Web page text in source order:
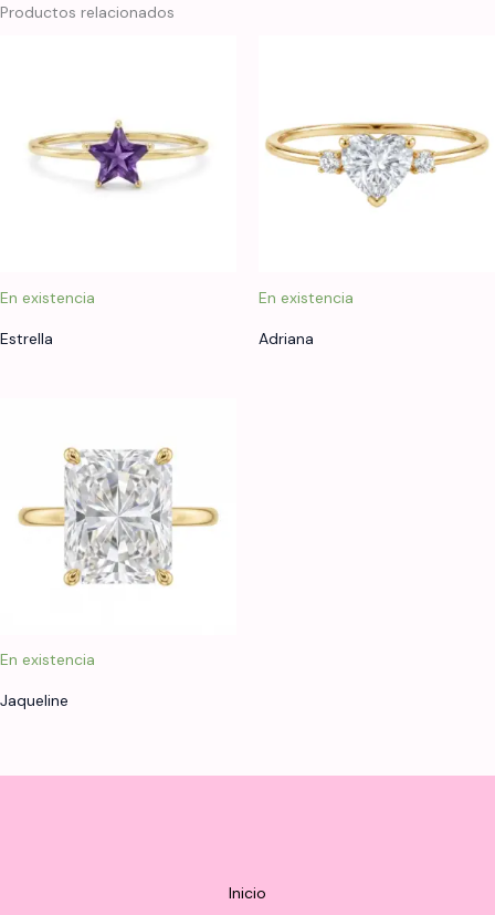
Productos relacionados
En existencia
Estrella
En existencia
Adriana
En existencia
Jaqueline
Inicio